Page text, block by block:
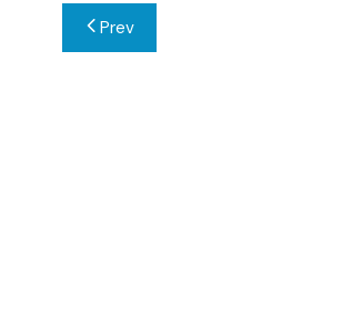
Beitragsnavigation
Prev